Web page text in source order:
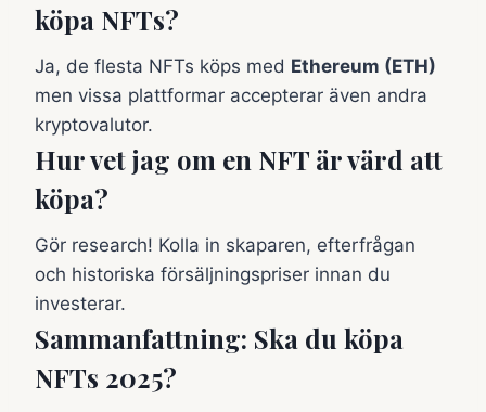
köpa NFTs?
Ja, de flesta NFTs köps med Ethereum (ETH)
men vissa plattformar accepterar även andra
kryptovalutor.
Hur vet jag om en NFT är värd att
köpa?
Gör research! Kolla in skaparen, efterfrågan
och historiska försäljningspriser innan du
investerar.
Sammanfattning: Ska du köpa
NFTs 2025?